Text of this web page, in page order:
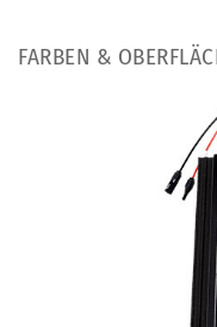
FARBEN &